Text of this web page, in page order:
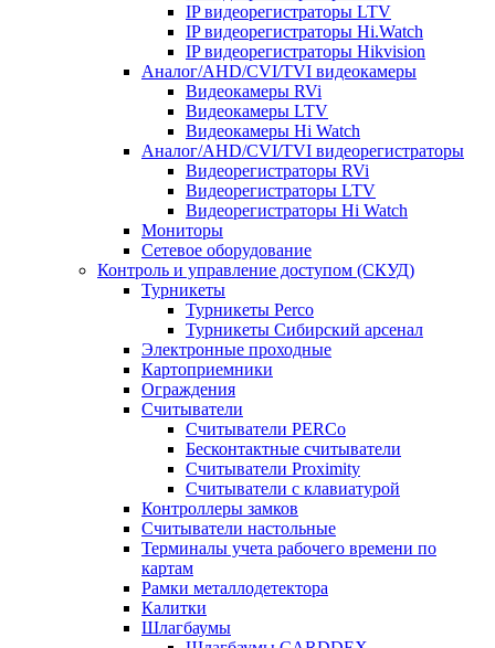
IP видеорегистраторы LTV
IP видеорегистраторы Hi.Watch
IP видеорегистраторы Hikvision
Аналог/AHD/CVI/TVI видеокамеры
Видеокамеры RVi
Видеокамеры LTV
Видеокамеры Hi Watch
Аналог/AHD/CVI/TVI видеорегистраторы
Видеорегистраторы RVi
Видеорегистраторы LTV
Видеорегистраторы Hi Watch
Мониторы
Сетевое оборудование
Контроль и управление доступом (СКУД)
Турникеты
Турникеты Perco
Турникеты Сибирский арсенал
Электронные проходные
Картоприемники
Ограждения
Считыватели
Считыватели PERCo
Бесконтактные считыватели
Считыватели Proximity
Считыватели с клавиатурой
Контроллеры замков
Считыватели настольные
Терминалы учета рабочего времени по
картам
Рамки металлодетектора
Калитки
Шлагбаумы